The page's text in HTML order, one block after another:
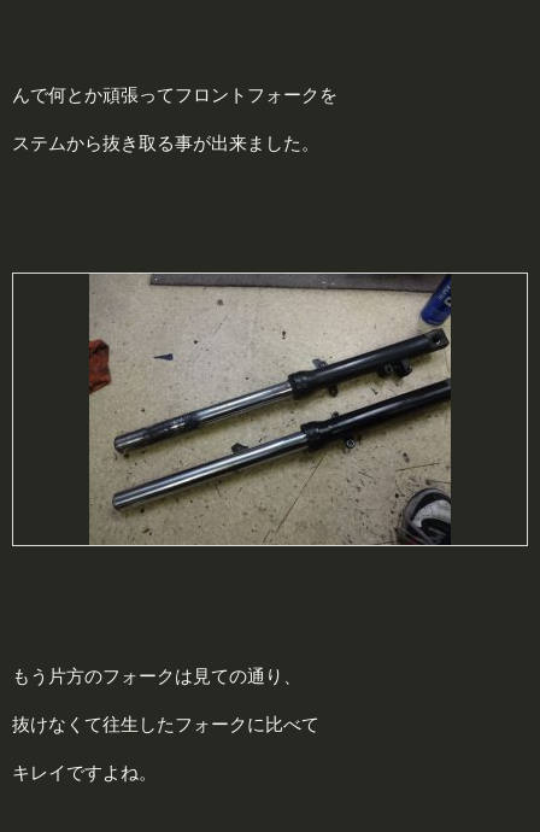
んで何とか頑張ってフロントフォークを
ステムから抜き取る事が出来ました。
もう片方のフォークは見ての通り、
抜けなくて往生したフォークに比べて
キレイですよね。